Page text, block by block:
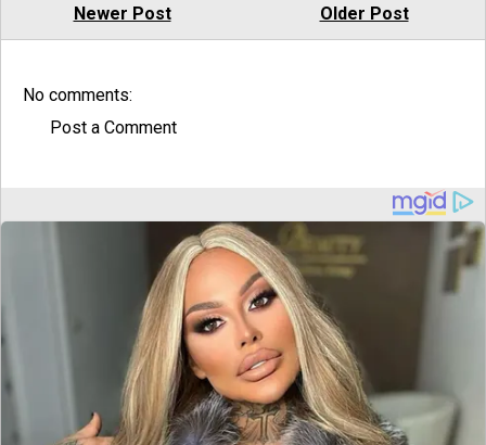
Newer Post Older Post
No comments:
Post a Comment